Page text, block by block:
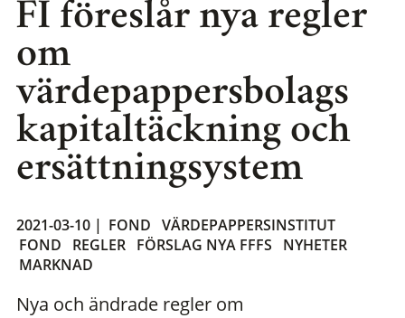
FI föreslår nya regler
om
värdepappersbolags
kapitaltäckning och
ersättningsystem
2021-03-10 | FOND VÄRDEPAPPERSINSTITUT
FOND
REGLER FÖRSLAG NYA FFFS
NYHETER
MARKNAD
Nya och ändrade regler om